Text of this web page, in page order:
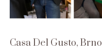
Casa Del Gusto, Brno